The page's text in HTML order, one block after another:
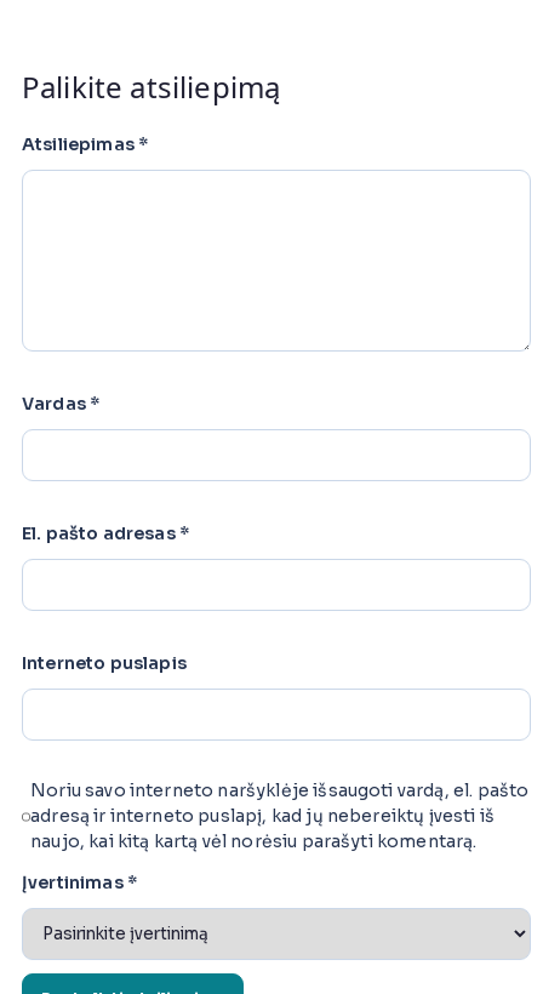
Palikite atsiliepimą
Atsiliepimas *
Vardas *
El. pašto adresas *
Interneto puslapis
Noriu savo interneto naršyklėje išsaugoti vardą, el. pašto
adresą ir interneto puslapį, kad jų nebereiktų įvesti iš
naujo, kai kitą kartą vėl norėsiu parašyti komentarą.
Įvertinimas *